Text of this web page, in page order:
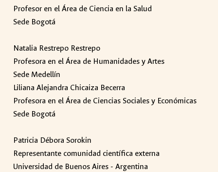
Profesor en el Área de Ciencia en la Salud
Sede Bogotá
Natalia Restrepo Restrepo
Profesora en el Área de Humanidades y Artes
Sede Medellín
Liliana Alejandra Chicaiza Becerra
Profesora en el Área de Ciencias Sociales y Económicas
Sede Bogotá
Patricia Débora Sorokin
Representante comunidad científica externa
Universidad de Buenos Aires - Argentina